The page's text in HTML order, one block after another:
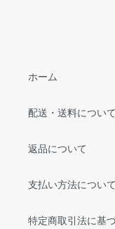
ホーム
配送・送料について
返品について
支払い方法について
特定商取引法に基